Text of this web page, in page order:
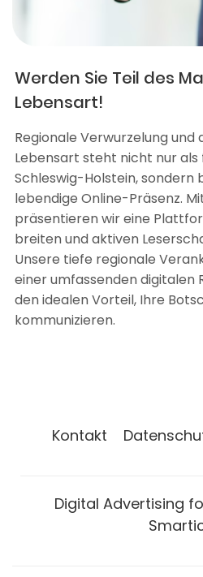
Werden Sie Teil des
Lebensart!
Regionale Verwurzelung und
Lebensart steht nicht nur
Schleswig-Holstein, sondern
lebendige Online-Präsenz.
präsentieren wir eine
breiten und aktiven
Unsere tiefe regionale
einer umfassenden digitalen
den idealen Vorteil, Ihre
kommunizieren.
Kontakt
Digital Advertising